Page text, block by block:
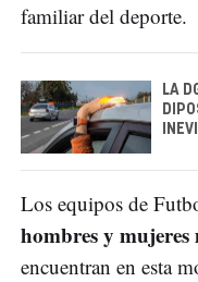
familiar del deporte.
LA
Los equipos de
hombres y mujeres
encuentran en esta